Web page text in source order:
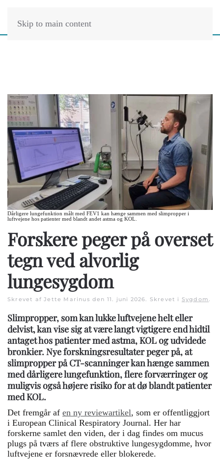
Skip to main content
Dårligere lungefunktion målt med FEV1 kan hænge sammen med slimpropper i
luftvejene hos patienter med blandt andet astma og KOL.
Forskere peger på overset
tegn ved alvorlig
lungesygdom
Skrevet af Jette Marinus den 11. juni 2026 . Skrevet i Sygdom
Slimpropper, som kan lukke luftvejene helt eller
delvist, kan vise sig at være langt vigtigere end hidtil
antaget hos patienter med astma, KOL og udvidede
bronkier. Nye forskningsresultater peger på, at
slimpropper på CT-scanninger kan hænge sammen
med dårligere lungefunktion, flere forværringer og
muligvis også højere risiko for at dø blandt patienter
med KOL.
Det fremgår af en ny reviewartikel, som er offentliggjort
i European Clinical Respiratory Journal. Her har
forskerne samlet den viden, der i dag findes om mucus
plugs på tværs af flere obstruktive lungesygdomme, hvor
luftvejene er forsnævrede eller blokerede.